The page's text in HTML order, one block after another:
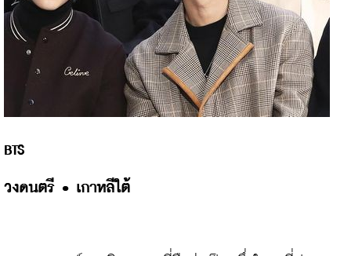
BTS
วงดนตรี • เกาหลีใต้